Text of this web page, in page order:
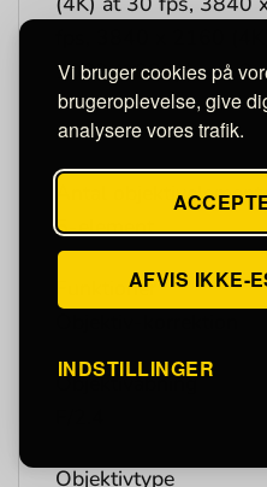
Vi bruger cookies på
brugeroplevelse, give
analysere vores trafik.
AFVIS IKKE-
INDSTILLINGER
1080 (1080p) ved 2
Andet kamera
Antal
5-element
Funktioner
Objektivåbning
Objektivtype